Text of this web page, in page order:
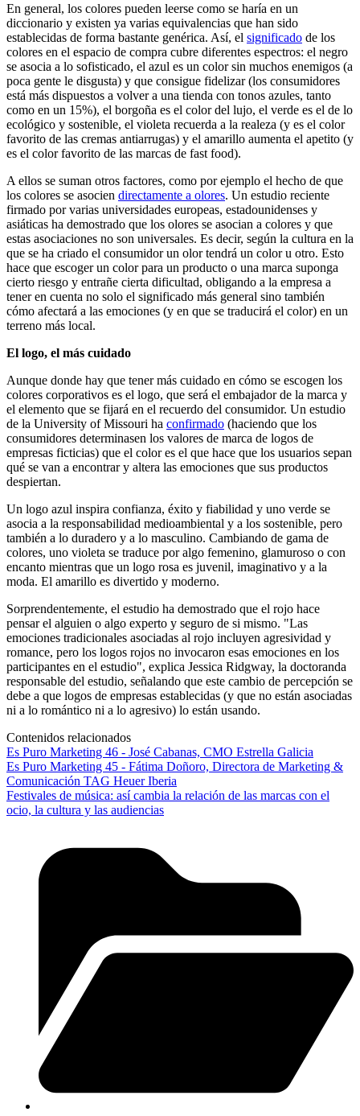
En general, los colores pueden leerse como se haría en un
diccionario y existen ya varias equivalencias que han sido
establecidas de forma bastante genérica. Así, el significado de los
colores en el espacio de compra cubre diferentes espectros: el negro
se asocia a lo sofisticado, el azul es un color sin muchos enemigos (a
poca gente le disgusta) y que consigue fidelizar (los consumidores
está más dispuestos a volver a una tienda con tonos azules, tanto
como en un 15%), el borgoña es el color del lujo, el verde es el de lo
ecológico y sostenible, el violeta recuerda a la realeza (y es el color
favorito de las cremas antiarrugas) y el amarillo aumenta el apetito (y
es el color favorito de las marcas de fast food).
A ellos se suman otros factores, como por ejemplo el hecho de que
los colores se asocien directamente a olores. Un estudio reciente
firmado por varias universidades europeas, estadounidenses y
asiáticas ha demostrado que los olores se asocian a colores y que
estas asociaciones no son universales. Es decir, según la cultura en la
que se ha criado el consumidor un olor tendrá un color u otro. Esto
hace que escoger un color para un producto o una marca suponga
cierto riesgo y entrañe cierta dificultad, obligando a la empresa a
tener en cuenta no solo el significado más general sino también
cómo afectará a las emociones (y en que se traducirá el color) en un
terreno más local.
El logo, el más cuidado
Aunque donde hay que tener más cuidado en cómo se escogen los
colores corporativos es el logo, que será el embajador de la marca y
el elemento que se fijará en el recuerdo del consumidor. Un estudio
de la University of Missouri ha confirmado (haciendo que los
consumidores determinasen los valores de marca de logos de
empresas ficticias) que el color es el que hace que los usuarios sepan
qué se van a encontrar y altera las emociones que sus productos
despiertan.
Un logo azul inspira confianza, éxito y fiabilidad y uno verde se
asocia a la responsabilidad medioambiental y a los sostenible, pero
también a lo duradero y a lo masculino. Cambiando de gama de
colores, uno violeta se traduce por algo femenino, glamuroso o con
encanto mientras que un logo rosa es juvenil, imaginativo y a la
moda. El amarillo es divertido y moderno.
Sorprendentemente, el estudio ha demostrado que el rojo hace
pensar el alguien o algo experto y seguro de si mismo. "Las
emociones tradicionales asociadas al rojo incluyen agresividad y
romance, pero los logos rojos no invocaron esas emociones en los
participantes en el estudio", explica Jessica Ridgway, la doctoranda
responsable del estudio, señalando que este cambio de percepción se
debe a que logos de empresas establecidas (y que no están asociadas
ni a lo romántico ni a lo agresivo) lo están usando.
Contenidos relacionados
Es Puro Marketing 46 - José Cabanas, CMO Estrella Galicia
Es Puro Marketing 45 - Fátima Doñoro, Directora de Marketing &
Comunicación TAG Heuer Iberia
Festivales de música: así cambia la relación de las marcas con el
ocio, la cultura y las audiencias